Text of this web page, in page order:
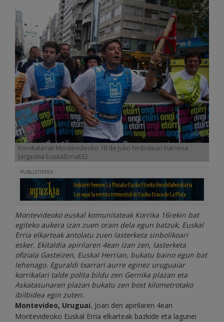
Korrikalariak Montevideoko 18 de Julio hiribidean barrena
(argazkia EuskalErriaEE)
PUBLIZITATEA
Montevideoko euskal komunitateak Korrika 16rekin bat
egiteko aukera izan zuen orain dela egun batzuk, Euskal
Erria elkarteak antolatu zuen lasterketa sinbolikoari
esker. Ekitaldia apirilaren 4ean izan zen, lasterketa
ofiziala Gasteizen, Euskal Herrian, bukatu baino egun bat
lehenago. Eguraldi txarrari aurre eginez uruguaiar
korrikalari talde polita bildu zen Gernika plazan eta
Askatasunaren plazan bukatu zen bost kilometrotako
ibilbidea egin zuten.
Montevideo, Uruguai. Joan den apirilaren 4ean
Montevideoko Euskal Erria elkarteak bazkide eta lagunei